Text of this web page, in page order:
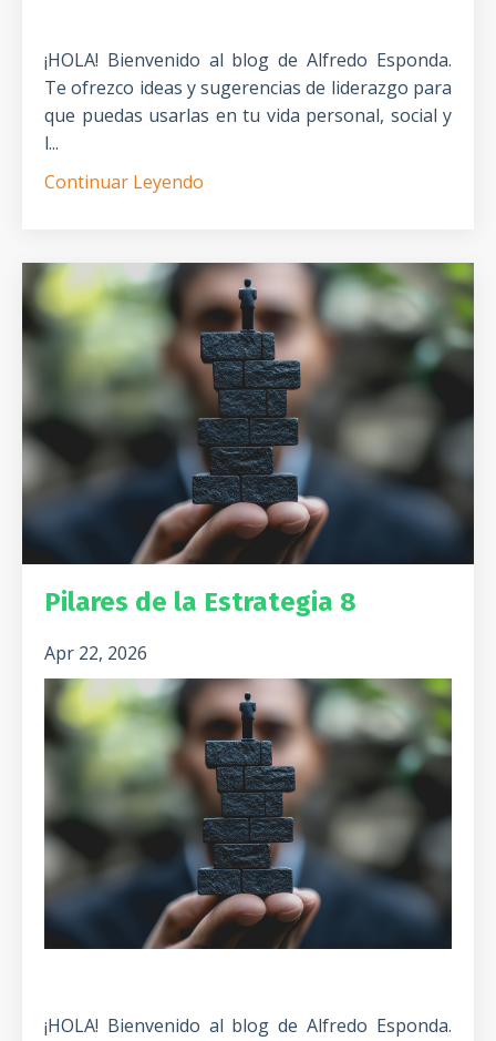
¡HOLA! Bienvenido al blog de Alfredo Esponda.
Te ofrezco ideas y sugerencias de liderazgo para
que puedas usarlas en tu vida personal, social y
l...
Continuar Leyendo
Pilares de la Estrategia 8
Apr 22, 2026
¡HOLA! Bienvenido al blog de Alfredo Esponda.